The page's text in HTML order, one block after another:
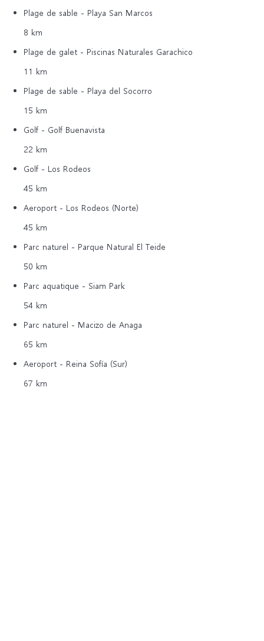
Plage de sable - Playa San Marcos
8 km
Plage de galet - Piscinas Naturales Garachico
11 km
Plage de sable - Playa del Socorro
15 km
Golf - Golf Buenavista
22 km
Golf - Los Rodeos
45 km
Aeroport - Los Rodeos (Norte)
45 km
Parc naturel - Parque Natural El Teide
50 km
Parc aquatique - Siam Park
54 km
Parc naturel - Macizo de Anaga
65 km
Aeroport - Reina Sofía (Sur)
67 km